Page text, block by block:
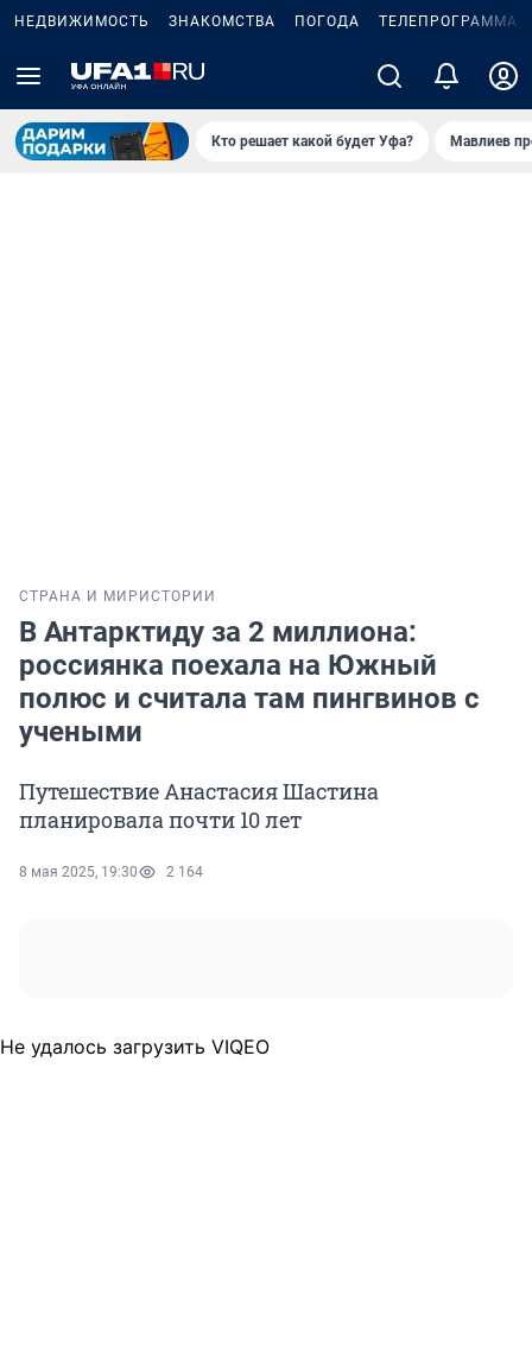
НЕДВИЖИМОСТЬ ЗНАКОМСТВА ПОГОДА ТЕЛЕПРОГРАММА
Кто решает какой будет Уфа? Мавлиев
СТРАНА И МИР ИСТОРИИ
В Антарктиду за 2 миллиона:
россиянка поехала на Южный
полюс и считала там пингвинов с
учеными
Путешествие Анастасия Шастина
планировала почти 10 лет
8 мая 2025, 19:30 2 164
Не удалось загрузить VIQEO